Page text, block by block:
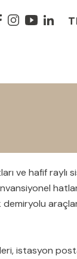
ve hafif raylı
istasyon